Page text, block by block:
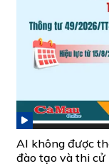
AI không được
đào tạo và thi cử